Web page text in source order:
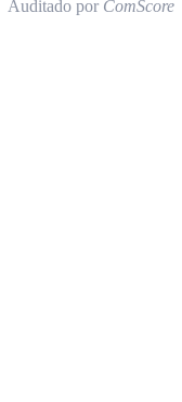
Auditado por ComScore